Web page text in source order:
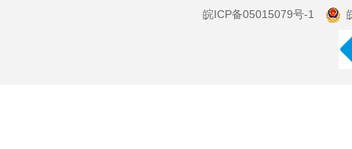
皖ICP备05015079号-1